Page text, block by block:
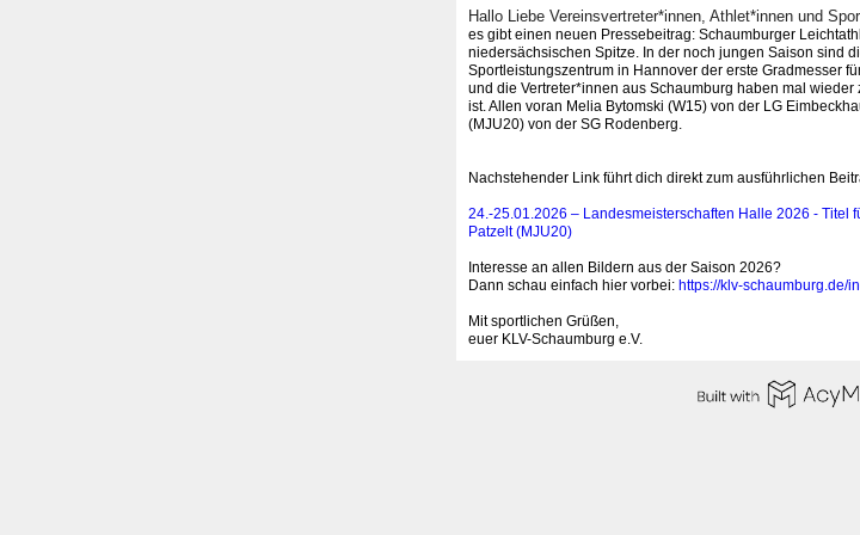
Hallo Liebe Vereinsvertreter*innen, Athlet*innen und
es gibt einen neuen Pressebeitrag: Schaumburger
niedersächsischen Spitze. In der noch jungen Saison sind
Sportleistungszentrum in Hannover der erste Gradmesser
und die Vertreter*innen aus Schaumburg haben mal
ist. Allen voran Melia Bytomski (W15) von der LG
(MJU20) von der SG Rodenberg.
Nachstehender Link führt dich direkt zum ausführlichen
24.-25.01.2026 – Landesmeisterschaften Halle 2026 - Titel
Patzelt (MJU20)
Interesse an allen Bildern aus der Saison 2026?
Dann schau einfach hier vorbei: https://klv-schaumburg.de/
Mit sportlichen Grüßen,
euer KLV-Schaumburg e.V.